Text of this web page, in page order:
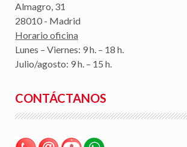
Almagro, 31
28010 - Madrid
Horario oficina
Lunes – Viernes: 9 h. – 18 h.
Julio/agosto: 9 h. – 15 h.
CONTÁCTANOS